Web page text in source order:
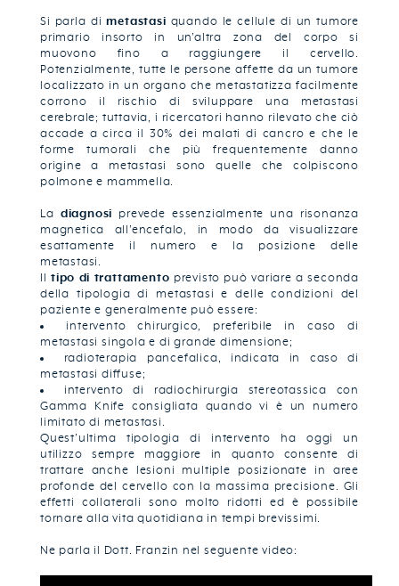
Si parla dimetastasi quando le cellule di un tumore
primario insorto in un’altra zona del corpo si
muovono fino a raggiungere il cervello.
Potenzialmente, tutte le persone affette da un tumore
localizzato in un organo che metastatizza facilmente
corrono il rischio di sviluppare una metastasi
cerebrale; tuttavia, i ricercatori hanno rilevato che ciò
accade a circa il 30% dei malati di cancro e che le
forme tumorali che più frequentemente danno
origine a metastasi sono quelle che colpiscono
polmone e mammella.
La diagnosi prevede essenzialmente una risonanza
magnetica all’encefalo, in modo da visualizzare
esattamente il numero e la posizione delle
metastasi.
Il tipo di trattamento previsto può variare a seconda
della tipologia di metastasi e delle condizioni del
paziente e generalmente può essere:
intervento chirurgico, preferibile in caso di
metastasi singola e di grande dimensione;
radioterapia pancefalica, indicata in caso di
metastasi diffuse;
intervento di radiochirurgia stereotassica con
Gamma Knife consigliata quando vi è un numero
limitato di metastasi.
Quest’ultima tipologia di intervento ha oggi un
utilizzo sempre maggiore in quanto consente di
trattare anche lesioni multiple posizionate in aree
profonde del cervello con la massima precisione. Gli
effetti collaterali sono molto ridotti ed è possibile
tornare alla vita quotidiana in tempi brevissimi.
Ne parla il Dott. Franzin nel seguente video: